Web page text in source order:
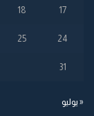
17
18
24
25
31
« يوليو